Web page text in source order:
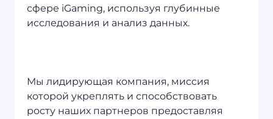
сфере iGaming, используя глубинные
исследования и анализ данных.
Мы лидирующая компания, миссия
которой укреплять и способствовать
росту наших партнеров предоставляя